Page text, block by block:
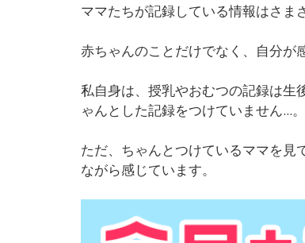
ママたちが記録している情報はさま
赤ちゃんのことだけでなく、自分が
私自身は、授乳やおむつの記録は生
ゃんとした記録をつけていません...。
ただ、ちゃんとつけているママを見
ながら感じています。